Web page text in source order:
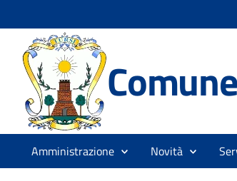
Amministrazione Novità